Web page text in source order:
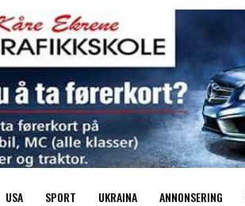
USA SPORT UKRAINA ANNONSERING